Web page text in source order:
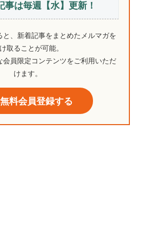
事は毎週【水】更新！
と、新着記事をまとめたメルマガを
取ることが可能。
会員限定コンテンツをご利用いただ
けます。
無料会員登録する